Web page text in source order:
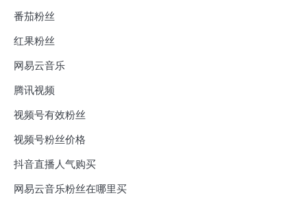
番茄粉丝
红果粉丝
网易云音乐
腾讯视频
视频号有效粉丝
视频号粉丝价格
抖音直播人气购买
网易云音乐粉丝在哪里买